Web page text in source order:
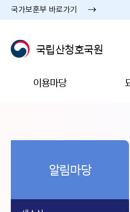
국가보훈부 바로가기
국립산청호국원
이용마당
알림마당